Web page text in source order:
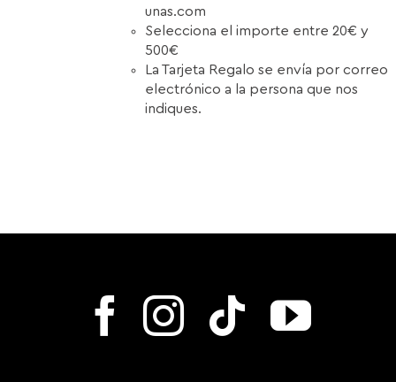
unas.com
Selecciona el importe entre 20€ y
500€
La Tarjeta Regalo se envía por correo
electrónico a la persona que nos
indiques.